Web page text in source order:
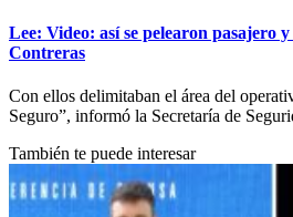
Lee: Video: así se pelearon pasajero
Contreras
Con ellos delimitaban el área del
Seguro”, informó la Secretaría de
También te puede interesar